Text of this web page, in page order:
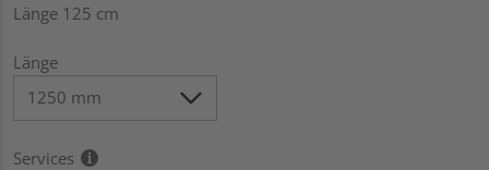
Länge 125 cm
Länge
Services